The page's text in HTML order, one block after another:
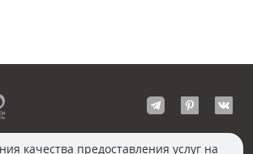
качества предоставления услуг на